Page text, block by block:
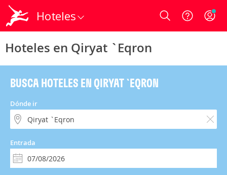
Hoteles Login
Hoteles en Qiryat `Eqron
BUSCA HOTELES EN QIRYAT `EQRON
Dónde ir
Entrada